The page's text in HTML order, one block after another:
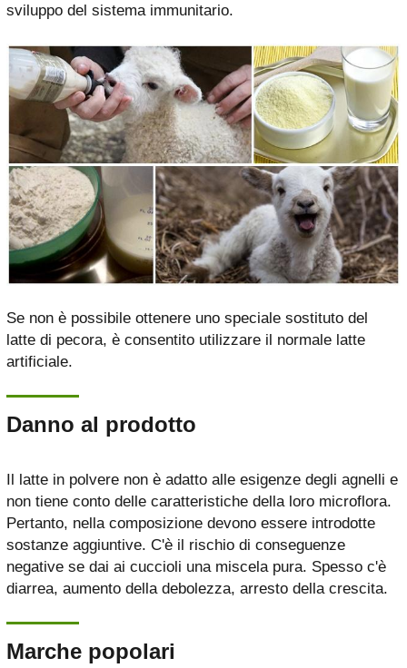
sviluppo del sistema immunitario.
Se non è possibile ottenere uno speciale sostituto del
latte di pecora, è consentito utilizzare il normale latte
artificiale.
Danno al prodotto
Il latte in polvere non è adatto alle esigenze degli agnelli e
non tiene conto delle caratteristiche della loro microflora.
Pertanto, nella composizione devono essere introdotte
sostanze aggiuntive. C'è il rischio di conseguenze
negative se dai ai cuccioli una miscela pura. Spesso c'è
diarrea, aumento della debolezza, arresto della crescita.
Marche popolari